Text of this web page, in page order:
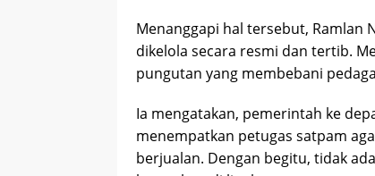
Menanggapi hal tersebut, Ramlan
dikelola secara resmi dan tertib.
pungutan yang membebani
Ia mengatakan, pemerintah ke
menempatkan petugas satpam
berjualan. Dengan begitu, tidak